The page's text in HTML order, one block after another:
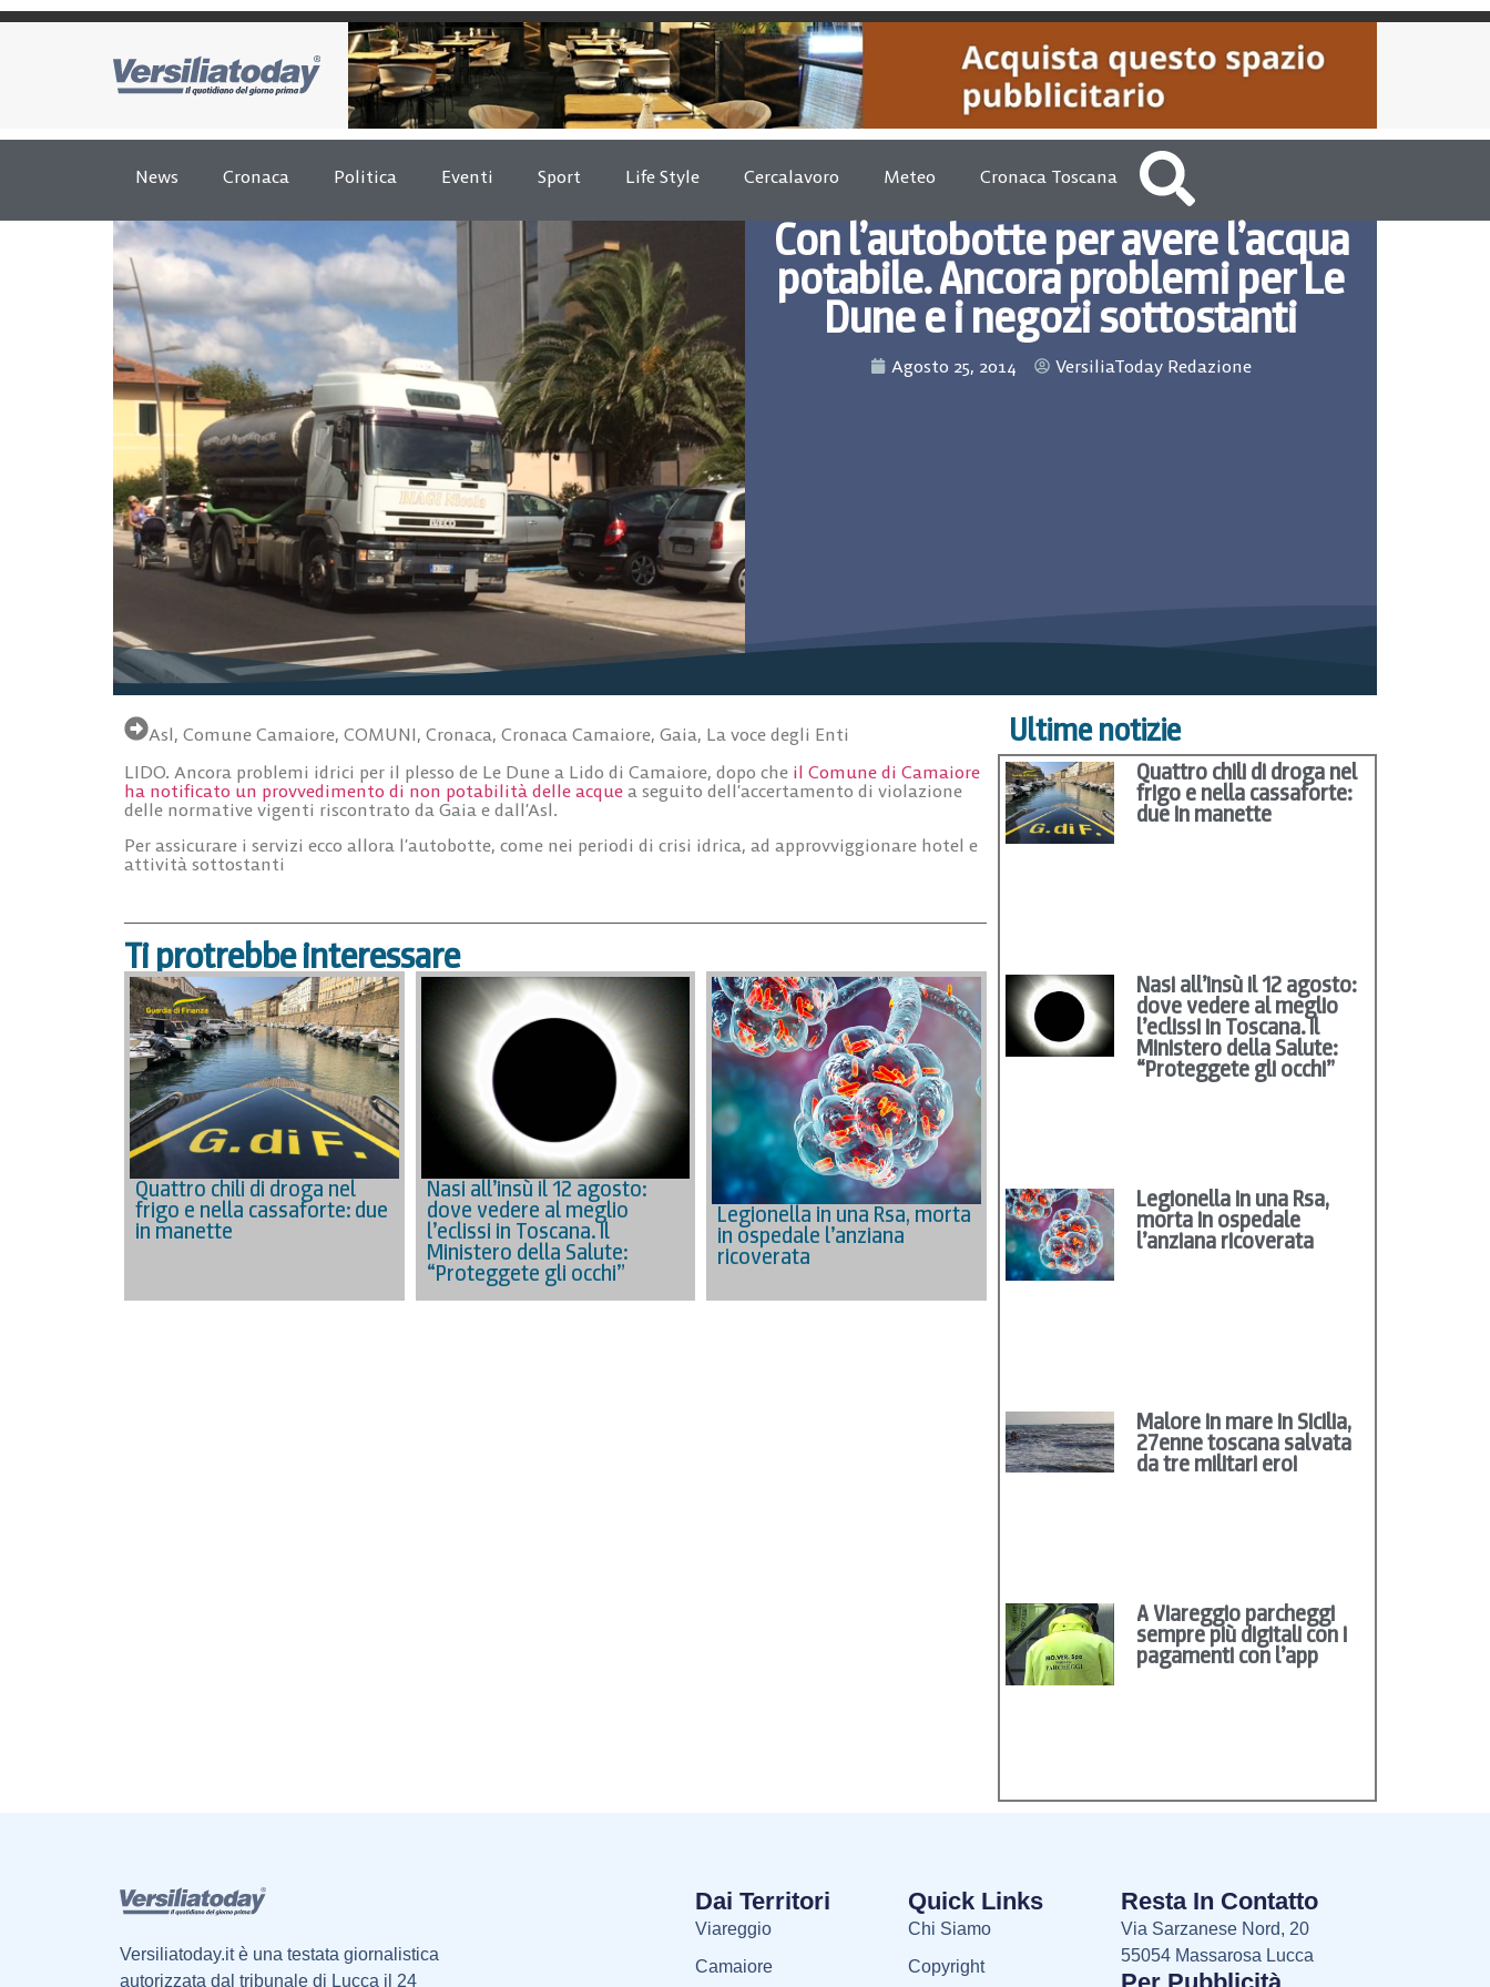
News Cronaca Politica Eventi Sport Life Style Cercalavoro Meteo Cronaca Toscana
Con l’autobotte per avere l’acqua
potabile. Ancora problemi per Le
Dune e i negozi sottostanti
Agosto 25, 2014 VersiliaToday Redazione
Asl, Comune Camaiore, COMUNI, Cronaca, Cronaca Camaiore, Gaia, La voce degli Enti
LIDO. Ancora problemi idrici per il plesso de Le Dune a Lido di Camaiore, dopo che il Comune di Camaiore
ha notificato un provvedimento di non potabilità delle acque a seguito dell’accertamento di violazione
delle normative vigenti riscontrato da Gaia e dall’Asl.
Per assicurare i servizi ecco allora l’autobotte, come nei periodi di crisi idrica, ad approvviggionare hotel e
attività sottostanti
Ti protrebbe interessare
Quattro chili di droga nel
frigo e nella cassaforte: due
in manette
Nasi all’insù il 12 agosto:
dove vedere al meglio
l’eclissi in Toscana. Il
Ministero della Salute:
“Proteggete gli occhi”
Legionella in una Rsa, morta
in ospedale l’anziana
ricoverata
Ultime notizie
Quattro chili di droga nel
frigo e nella cassaforte:
due in manette
Nasi all’insù il 12 agosto:
dove vedere al meglio
l’eclissi in Toscana. Il
Ministero della Salute:
“Proteggete gli occhi”
Legionella in una Rsa,
morta in ospedale
l’anziana ricoverata
Malore in mare in Sicilia,
27enne toscana salvata
da tre militari eroi
A Viareggio parcheggi
sempre più digitali con i
pagamenti con l’app
Versiliatoday.it è una testata giornalistica
autorizzata dal tribunale di Lucca il 24
Dai Territori
Viareggio
Camaiore
Quick Links
Chi Siamo
Copyright
Resta In Contatto
Via Sarzanese Nord, 20
55054 Massarosa Lucca